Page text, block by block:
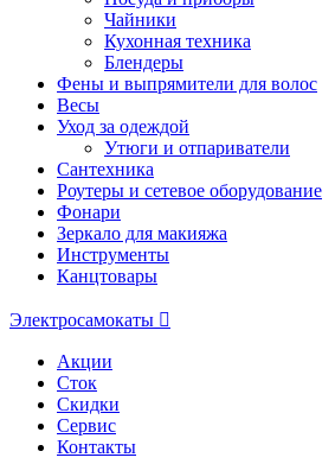
Чайники
Кухонная техника
Блендеры
Фены и выпрямители для волос
Весы
Уход за одеждой
Утюги и отпариватели
Сантехника
Роутеры и сетевое оборудование
Фонари
Зеркало для макияжа
Инструменты
Канцтовары
Электросамокаты
Акции
Сток
Скидки
Сервис
Контакты